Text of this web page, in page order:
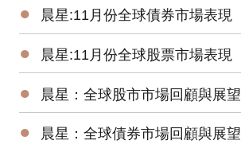
● 晨星:11月份全球債券市場表現
● 晨星:11月份全球股票市場表現
● 晨星：全球股市市場回顧與展望
● 晨星：全球債券市場回顧與展望